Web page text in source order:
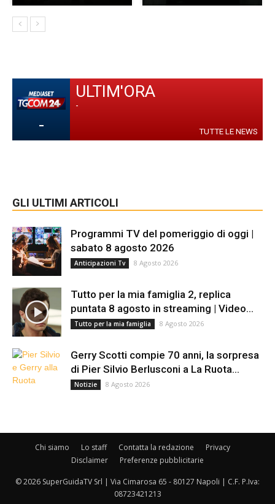
-
ULTIM'ORA
-
TUTTE LE NEWS
GLI ULTIMI ARTICOLI
Programmi TV del pomeriggio di oggi |
sabato 8 agosto 2026
Anticipazioni Tv 8 Agosto 2026
Tutto per la mia famiglia 2, replica
puntata 8 agosto in streaming | Video...
Tutto per la mia famiglia 8 Agosto 2026
Gerry Scotti compie 70 anni, la sorpresa
di Pier Silvio Berlusconi a La Ruota...
Notizie 8 Agosto 2026
Chi siamo Lo staff Contatta la redazione
Privacy
Disclaimer
Preferenze pubblicitarie
© 2026 SuperGuidaTV Srl | Via Cimarosa 65 - 80127 Napoli | C.F. P.Iva:
08723421213